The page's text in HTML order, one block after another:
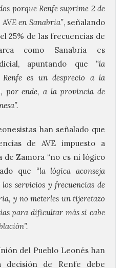
porque Renfe suprime 2 de
en Sanabria”, señalando
25% de las frecuencias de
como Sanabria es
apuntando que “la
es un desprecio a la
por ende, a la provincia de
han señalado que
de AVE impuesto a
de Zamora “no es ni lógico
que “la lógica aconseja
servicios y frecuencias de
y no meterles un tijeretazo
para dificultar más si cabe
del Pueblo Leonés han
decisión de Renfe debe